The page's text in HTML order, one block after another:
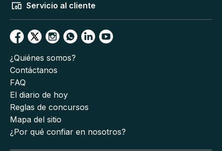
Servicio al cliente
¿Quiénes somos?
Contáctanos
FAQ
El diario de hoy
Reglas de concursos
Mapa del sitio
¿Por qué confiar en nosotros?